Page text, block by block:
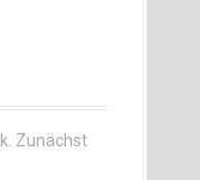
Zunächst